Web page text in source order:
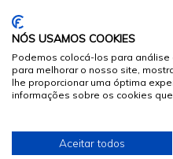
© 2026 Sumários.org
.
Desenvolvido
NÓS USAMOS COOKIES
Podemos colocá-los para
para melhorar o nosso site,
lhe proporcionar uma óptima
informações sobre os cookies
Aceitar todos